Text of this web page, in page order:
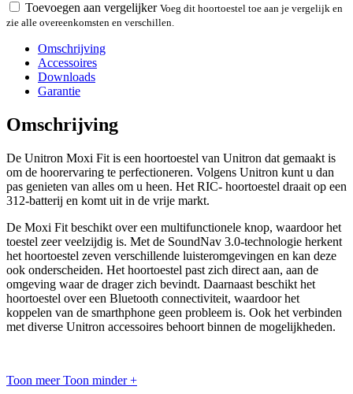
Toevoegen aan vergelijker Voeg dit hoortoestel toe aan je vergelijk en
zie alle overeenkomsten en verschillen.
Omschrijving
Accessoires
Downloads
Garantie
Omschrijving
De Unitron Moxi Fit is een hoortoestel van Unitron dat gemaakt is
om de hoorervaring te perfectioneren. Volgens Unitron kunt u dan
pas genieten van alles om u heen. Het RIC- hoortoestel draait op een
312-batterij en komt uit in de vrije markt.
De Moxi Fit beschikt over een multifunctionele knop, waardoor het
toestel zeer veelzijdig is. Met de SoundNav 3.0-technologie herkent
het hoortoestel zeven verschillende luisteromgevingen en kan deze
ook onderscheiden. Het hoortoestel past zich direct aan, aan de
omgeving waar de drager zich bevindt. Daarnaast beschikt het
hoortoestel over een Bluetooth connectiviteit, waardoor het
koppelen van de smarthphone geen probleem is. Ook het verbinden
met diverse Unitron accessoires behoort binnen de mogelijkheden.
Toon meer Toon minder +